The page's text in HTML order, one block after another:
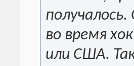
во время
или США.